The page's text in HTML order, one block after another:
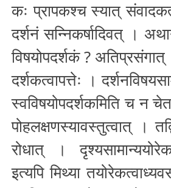
कः प्रा­प­क­श्च स्यात्
दर्शनं स­न्नि­क­र्षा­दि­व­त् ।
वि­ष­यो­प­द­र्श­कं ? अ­ति­प्र­सं­गा­त्
द­र्श­क­त्वा­प­त्तेः ।
स्व­वि­ष­यो­प­द­र्श­क­मि­ति च न
पो­ह­ल­क्ष­णस्या­व­स्तु­त्वा­त् ।
रो­धा­त् ।
इत्यपि मिथ्या